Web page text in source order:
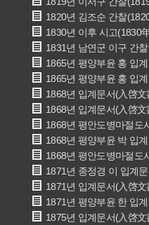
1820년 김조순 간찰
1830년 이후 시고(1830
1831년 남연군 이구 간
1865년 평양부윤 홍 입
1865년 평양부윤 홍 입
1868년 입계문서(入啓文
1868년 입계문서(入啓文
1868년 평안도병마절도
1868년 평양부윤 박 입
1868년 평안도병마절도
1871년 종정경 이 입계
1871년 입계문서(入啓文
1871년 평양부윤 한 입
1875년 입계문서(入啓文